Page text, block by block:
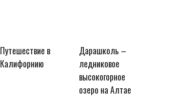
Путешествие в
Калифорнию
Дарашколь –
ледниковое
высокогорное
озеро на Алтае